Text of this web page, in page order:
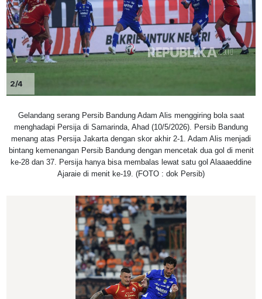
2/4
Gelandang serang Persib Bandung Adam Alis menggiring bola saat
menghadapi Persija di Samarinda, Ahad (10/5/2026). Persib Bandung
menang atas Persija Jakarta dengan skor akhir 2-1. Adam Alis menjadi
bintang kemenangan Persib Bandung dengan mencetak dua gol di menit
ke-28 dan 37. Persija hanya bisa membalas lewat satu gol Alaaaeddine
Ajaraie di menit ke-19. (FOTO : dok Persib)